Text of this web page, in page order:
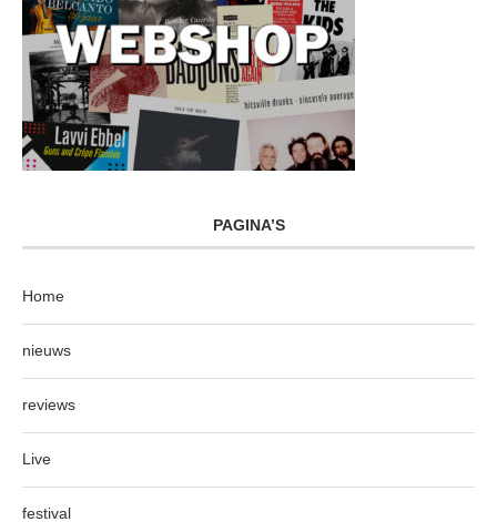
PAGINA’S
Home
nieuws
reviews
Live
festival